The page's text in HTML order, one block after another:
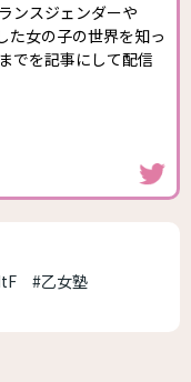
ンスジェンダーや
た女の子の世界を知っ
でを記事にして配信
#乙女塾